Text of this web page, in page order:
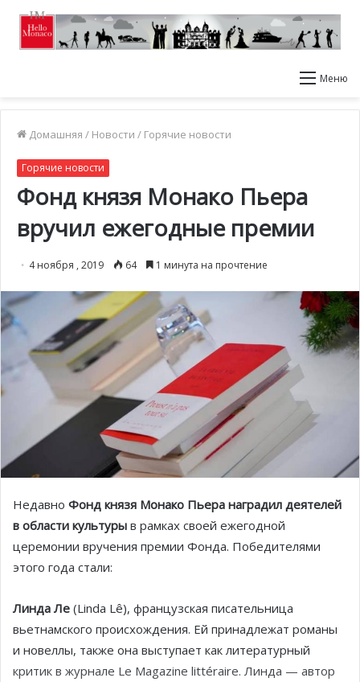
Меню
Домашняя / Новости / Горячие новости
Горячие новости
Фонд князя Монако Пьера
вручил ежегодные премии
4 ноября , 2019 64 1 минута на прочтение
Недавно Фонд князя Монако Пьера наградил деятелей
в области культуры в рамках своей ежегодной
церемонии вручения премии Фонда. Победителями
этого года стали:
Линда Ле (Linda Lê), французская писательница
вьетнамского происхождения. Ей принадлежат романы
и новеллы, также она выступает как литературный
критик в журнале Le Magazine littéraire. Линда — автор